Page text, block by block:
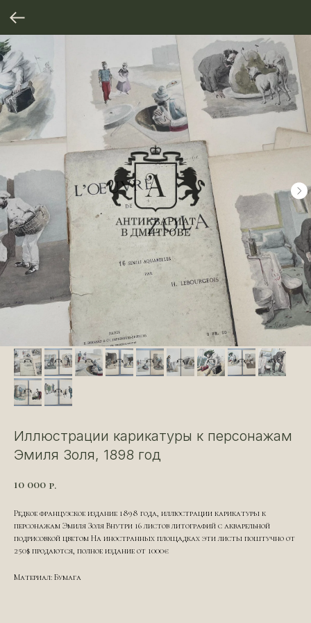
Иллюстрации карикатуры к персонажам
Эмиля Золя, 1898 год
10 000 р.
Редкое французское издание 1898 года, иллюстрации карикатуры к
персонажам Эмиля Золя Внутри 16 листов литографий с акварельной
подрисовкой цветом На иностранных площадках эти листы поштучно от
250$ продаются, полное издание от 1000€
Материал: Бумага